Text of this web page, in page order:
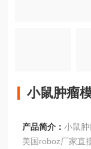
小鼠肿瘤
产品简介：小鼠
美国roboz厂家直